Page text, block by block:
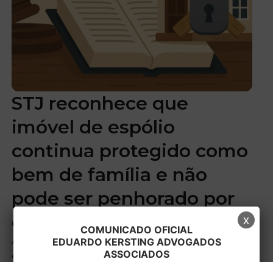
STJ reconhece que
imóvel de espólio
continua protegido como
bem de família e não
pode ser penhorado por
dívida do falecido
A Quarta Turma do Superior Tribunal de Justiça (STJ)
decidiu, por unanimidade, que o único imóvel
COMUNICADO OFICIAL
EDUARDO KERSTING ADVOGADOS
ASSOCIADOS
x